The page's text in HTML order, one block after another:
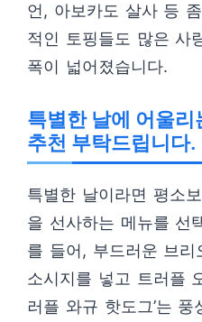
언, 아보카도 살사 등
적인 토핑들도 많은 사
폭이 넓어졌습니다.
특별한 날에 어울
추천 부탁드립니다.
특별한 날이라면 평소
을 선사하는 메뉴를 선
를 들어, 부드러운 브
소시지를 넣고 트러플
러플 와규 핫도그’는